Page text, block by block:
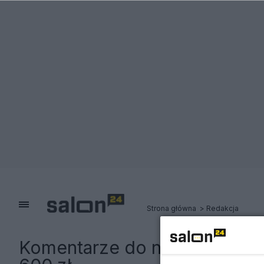
Strona główna Redakcja
Komentarze do notki:Nowy